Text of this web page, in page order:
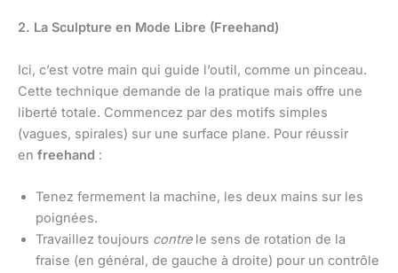
2. La Sculpture en Mode Libre (Freehand)
Ici, c’est votre main qui guide l’outil, comme un pinceau.
Cette technique demande de la pratique mais offre une
liberté totale. Commencez par des motifs simples
(vagues, spirales) sur une surface plane. Pour réussir
en freehand :
Tenez fermement la machine, les deux mains sur les
poignées.
Travaillez toujours contrele sens de rotation de la
fraise (en général, de gauche à droite) pour un contrôle